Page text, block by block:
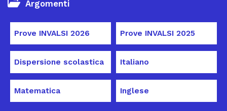
Argomenti
Prove INVALSI 2026 Prove INVALSI 2025
Dispersione scolastica Italiano
Matematica Inglese